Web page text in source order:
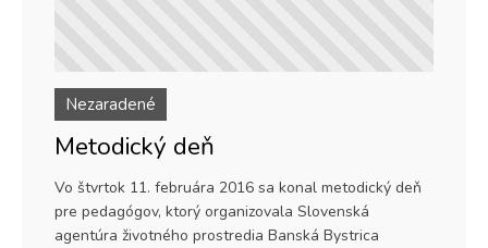
Nezaradené
Metodický deň
Vo štvrtok 11. februára 2016 sa konal metodický deň
pre pedagógov, ktorý organizovala Slovenská
agentúra životného prostredia Banská Bystrica